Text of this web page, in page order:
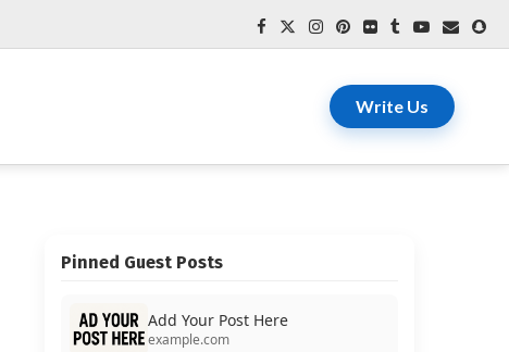
Write Us
Pinned Guest Posts
Add Your Post Here
example.com